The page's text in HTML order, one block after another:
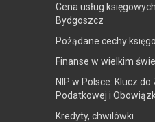
Cena usług
Bydgoszcz
Pożądane cechy
Finanse w wielkim
NIP w Polsce: Klucz
Podatkowej i
Kredyty, chwilówki